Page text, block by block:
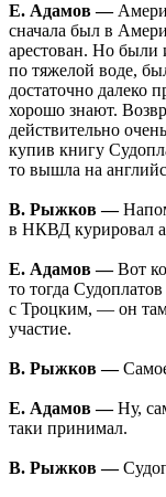
Е. Адамов —
сначала был в
арестован. Но
по тяжелой воде,
достаточно далеко
хорошо знают.
действительно
купив книгу
то вышла на
В. Рыжков —
в НКВД курировал
Е. Адамов —Вот
то тогда
с Троцким, — он
участие.
В. Рыжков —
Е. Адамов —Ну,
таки принимал.
В. Рыжков —